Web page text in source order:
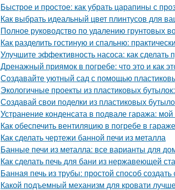
Быстрое и простое: как убрать царапины с
Как выбрать идеальный цвет плинтусов для
Полное руководство по удалению грунтовых
Как разделить гостиную и спальню:
Улучшите эффективность насоса: как сделать
Дренажный приямок в погребе: что это и как
Создавайте уютный сад с помощью
Экологичные проекты из пластиковых
Создавай свои поделки из пластиковых
Устранение конденсата в подвале гаража:
Как обеспечить вентиляцию в погребе в гараже
Как сделать чертежи банной печи из металла
Банные печи из металла: все варианты для
Как сделать печь для бани из нержавеющей
Банная печь из трубы: простой способ
Какой подъемный механизм для кровати